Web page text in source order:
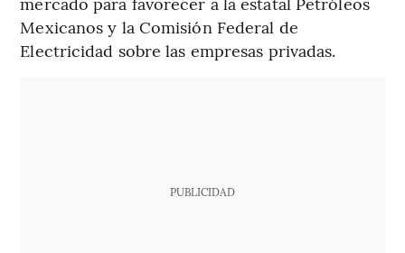
Mexicanos y la Comisión Federal de
Electricidad sobre las empresas privadas.
PUBLICIDAD